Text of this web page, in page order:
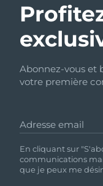
Abonnez-vous et
votre première
Adresse email
En cliquant sur
communications
que je peux me